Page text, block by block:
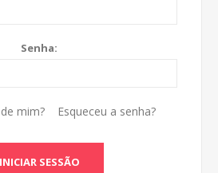
Senha:
mim? Esqueceu a senha?
INICIAR SESSÃO